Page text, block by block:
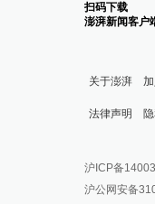
扫码下载
澎湃新闻客户
关于澎湃
法律声明
报料邮箱
沪ICP备
沪公网安备